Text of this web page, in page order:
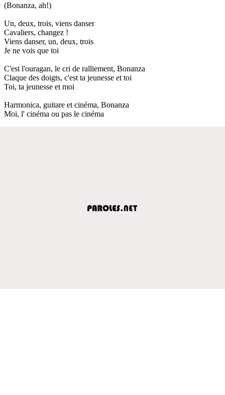
(Bonanza, ah!)
Un, deux, trois, viens danser
Cavaliers, changez !
Viens danser, un, deux, trois
Je ne vois que toi
C'est l'ouragan, le cri de ralliement, Bonanza
Claque des doigts, c'est ta jeunesse et toi
Toi, ta jeunesse et moi
Harmonica, guitare et cinéma, Bonanza
Moi, l' cinéma ou pas le cinéma